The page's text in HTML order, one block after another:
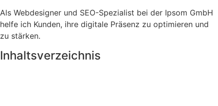
Als Webdesigner und SEO-Spezialist bei der Ipsom GmbH
helfe ich Kunden, ihre digitale Präsenz zu optimieren und
zu stärken.
Inhaltsverzeichnis